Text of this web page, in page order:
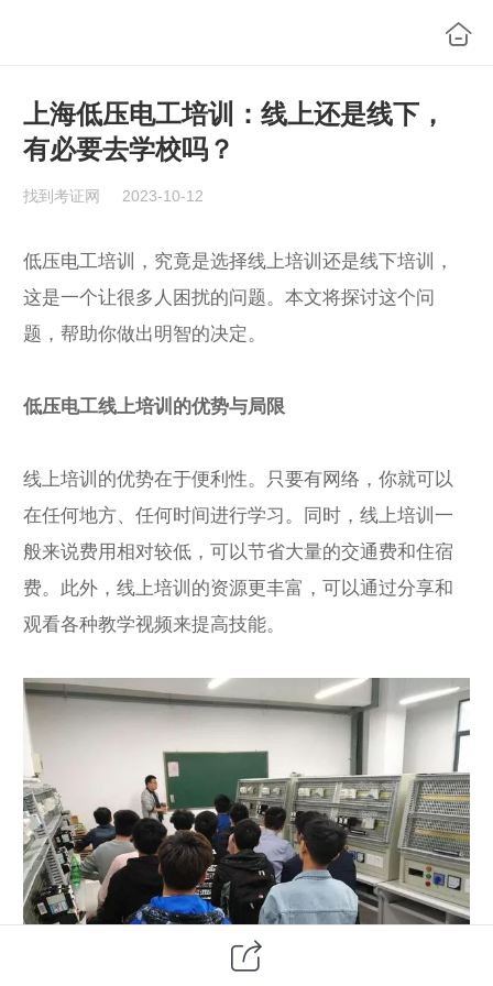
上海低压电工培训：线上还是线下，
有必要去学校吗？
找到考证网 2023-10-12
低压电工培训，究竟是选择线上培训还是线下培训，
这是一个让很多人困扰的问题。本文将探讨这个问
题，帮助你做出明智的决定。
低压电工线上培训的优势与局限
线上培训的优势在于便利性。只要有网络，你就可以
在任何地方、任何时间进行学习。同时，线上培训一
般来说费用相对较低，可以节省大量的交通费和住宿
费。此外，线上培训的资源更丰富，可以通过分享和
观看各种教学视频来提高技能。